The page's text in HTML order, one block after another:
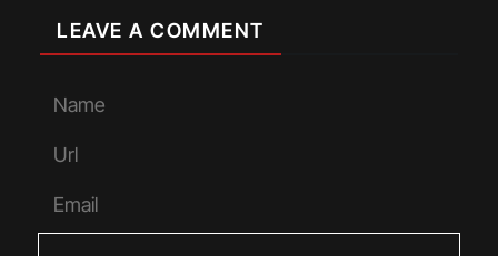
LEAVE A COMMENT